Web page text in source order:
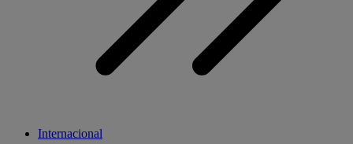
Internacional